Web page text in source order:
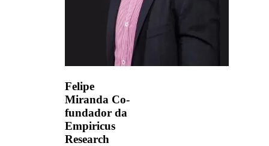
Felipe
Miranda Co-
fundador da
Empiricus
Research